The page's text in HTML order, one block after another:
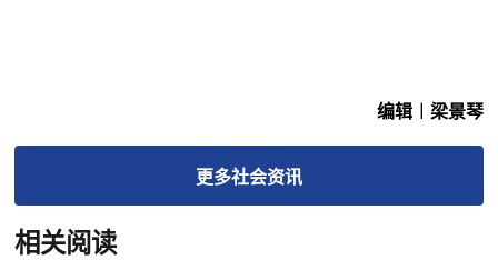
编辑︱梁景琴
更多社会资讯
相关阅读